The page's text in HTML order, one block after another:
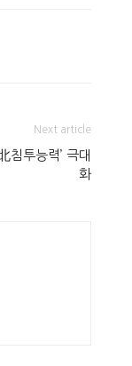
Next article
침투능력’ 극대
화